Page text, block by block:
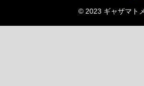
© 2023 ギャザマト